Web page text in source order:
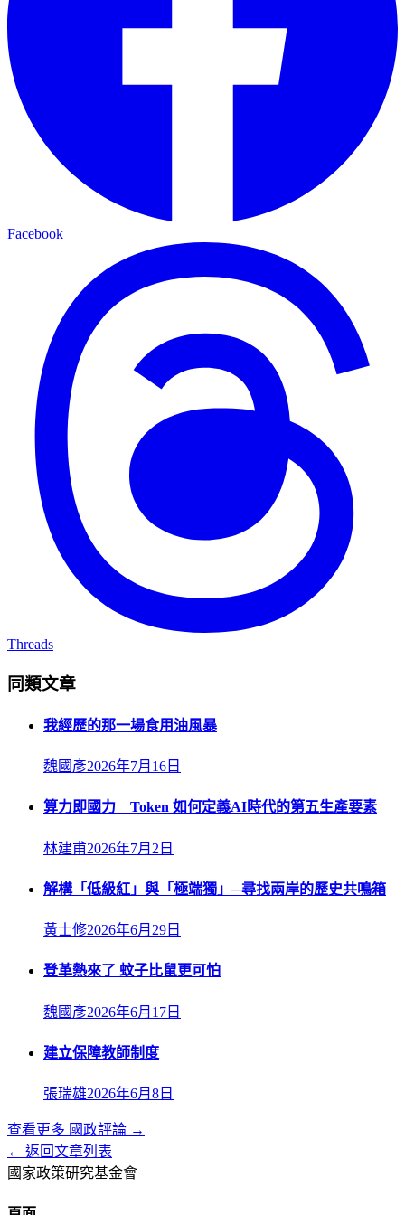
Facebook
Threads
同類文章
我經歷的那一場食用油風暴
魏國彥2026年7月16日
算力即國力 Token 如何定義AI時代的第五生產要素
林建甫2026年7月2日
解構「低級紅」與「極端獨」─尋找兩岸的歷史共鳴箱
黃士修2026年6月29日
登革熱來了 蚊子比鼠更可怕
魏國彥2026年6月17日
建立保障教師制度
張瑞雄2026年6月8日
查看更多 國政評論 →
← 返回文章列表
國家政策研究基金會